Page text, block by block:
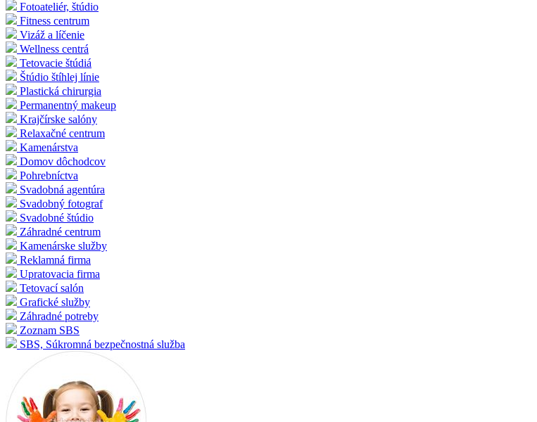
Fotoateliér, štúdio
Fitness centrum
Vizáž a líčenie
Wellness centrá
Tetovacie štúdiá
Štúdio štíhlej línie
Plastická chirurgia
Permanentný makeup
Krajčírske salóny
Relaxačné centrum
Kamenárstva
Domov dôchodcov
Pohrebníctva
Svadobná agentúra
Svadobný fotograf
Svadobné štúdio
Záhradné centrum
Kamenárske služby
Reklamná firma
Upratovacia firma
Tetovací salón
Grafické služby
Záhradné potreby
Zoznam SBS
SBS, Súkromná bezpečnostná služba